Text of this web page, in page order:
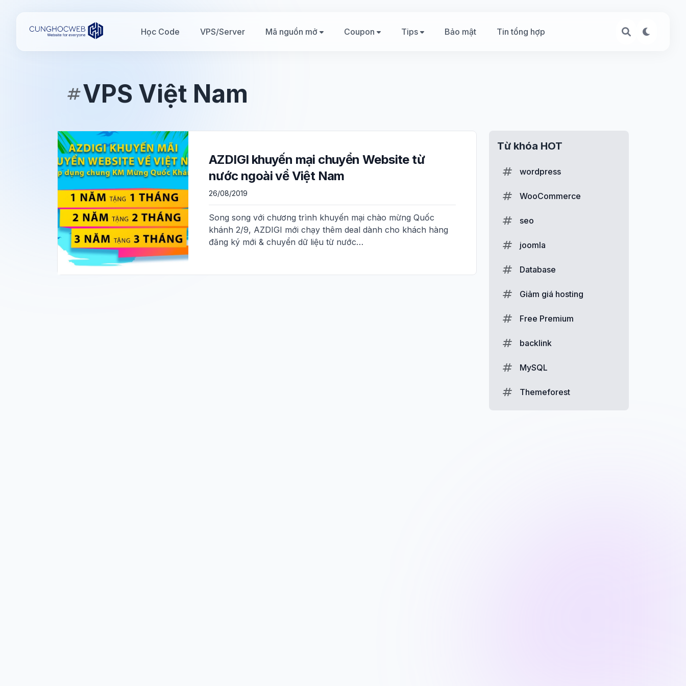
Học Code VPS/Server Mã nguồn mở Coupon Tips Bảo mật Tin tổng hợp
VPS Việt Nam
AZDIGI khuyến mại chuyển Website từ
nước ngoài về Việt Nam
26/08/2019
Song song với chương trình khuyến mại chào mừng Quốc
khánh 2/9, AZDIGI mới chạy thêm deal dành cho khách hàng
đăng ký mới & chuyển dữ liệu từ nước…
Từ khóa HOT
wordpress
WooCommerce
seo
joomla
Database
Giảm giá hosting
Free Premium
backlink
MySQL
Themeforest